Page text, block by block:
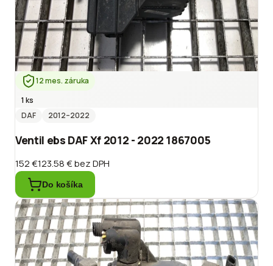
12 mes. záruka
1 ks
DAF
2012–2022
Ventil ebs DAF Xf 2012 - 2022 1867005
152 €123.58 €bez DPH
Do košíka